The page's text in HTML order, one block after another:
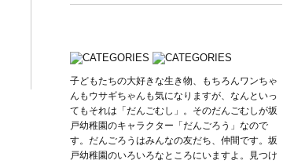
子どもたちの大好きな生き物、もちろんワンちゃ
んもウサギちゃんも気になりますが、なんといっ
てもそれは「だんごむし」。そのだんごむしが坂
戸幼稚園のキャラクター「だんごろう」なので
す。だんごろうはみんなの友だち、仲間です。坂
戸幼稚園のいろいろなところにいますよ。見つけ